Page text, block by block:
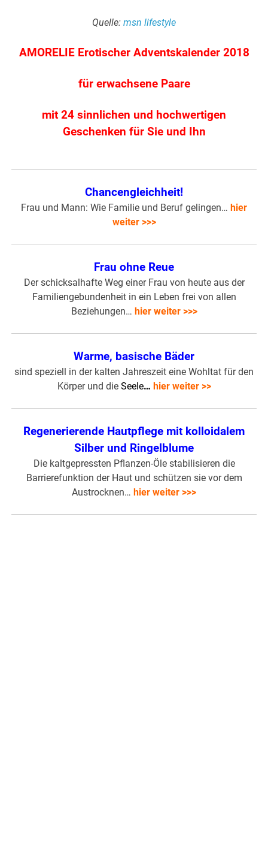
Quelle: msn lifestyle
AMORELIE Erotischer Adventskalender 2018
für erwachsene Paare
mit 24 sinnlichen und hochwertigen
Geschenken für Sie und Ihn
Chancengleichheit!
Frau und Mann: Wie Familie und Beruf gelingen… hier
weiter >>>
Frau ohne Reue
Der schicksalhafte Weg einer Frau von heute aus der
Familiengebundenheit in ein Leben frei von allen
Beziehungen… hier weiter >>>
Warme, basische Bäder
sind speziell in der kalten Jahreszeit eine Wohltat für den
Körper und die Seele… hier weiter >>
Regenerierende Hautpflege mit kolloidalem
Silber und Ringelblume
Die kaltgepressten Pflanzen-Öle stabilisieren die
Barrierefunktion der Haut und schützen sie vor dem
Austrocknen… hier weiter >>>